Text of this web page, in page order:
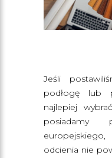
Jeśli
podłogę lub
najlepiej
posiadamy
odcienia nie